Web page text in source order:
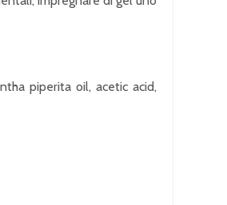
piperita oil, acetic acid,